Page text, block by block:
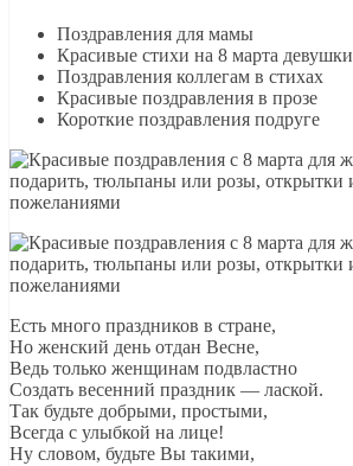
Поздравления для мамы
Красивые стихи на 8 марта девушки
Поздравления коллегам в стихах
Красивые поздравления в прозе
Короткие поздравления подруге
Есть много праздников в стране,
Но женский день отдан Весне,
Ведь только женщинам подвластно
Создать весенний праздник — лаской.
Так будьте добрыми, простыми,
Всегда с улыбкой на лице!
Ну словом, будьте Вы такими,